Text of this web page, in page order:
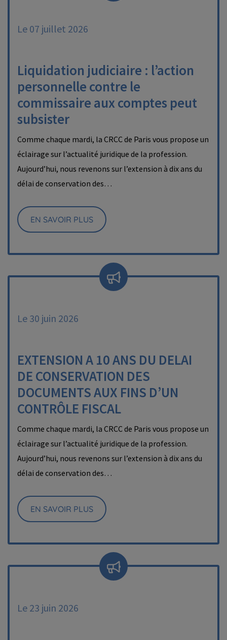
Le 07 juillet 2026
Liquidation judiciaire : l’action
personnelle contre le
commissaire aux comptes peut
subsister
Comme chaque mardi, la CRCC de Paris vous propose un
éclairage sur l’actualité juridique de la profession.
Aujourd’hui, nous revenons sur l’extension à dix ans du
délai de conservation des…
EN SAVOIR PLUS
Le 30 juin 2026
EXTENSION A 10 ANS DU DELAI
DE CONSERVATION DES
DOCUMENTS AUX FINS D’UN
CONTRÔLE FISCAL
Comme chaque mardi, la CRCC de Paris vous propose un
éclairage sur l’actualité juridique de la profession.
Aujourd’hui, nous revenons sur l’extension à dix ans du
délai de conservation des…
EN SAVOIR PLUS
Le 23 juin 2026